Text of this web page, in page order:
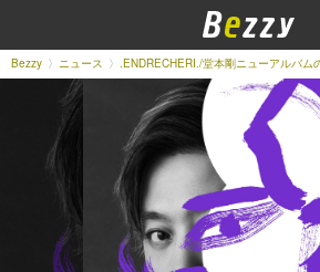
Bezzy ニュース .ENDRECHERI./堂本剛ニューアルバム